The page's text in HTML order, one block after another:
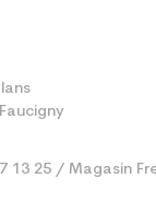
13 25 / Magasin